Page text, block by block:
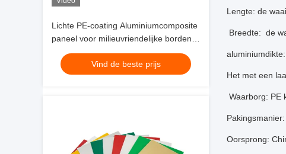
Lichte PE-coating Aluminiumcomposite
paneel voor milieuvriendelijke borden,
winkelvoorziening, interieurversiering
Vind de beste prijs
Lengte: de
Breedte: de
Het met een
Waarborg: PE
Oorsprong: